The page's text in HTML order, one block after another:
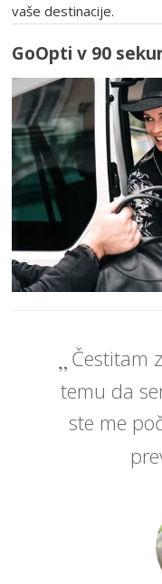
vaše destinacije.
GoOpti v 90
Čestitam
temu da
ste me